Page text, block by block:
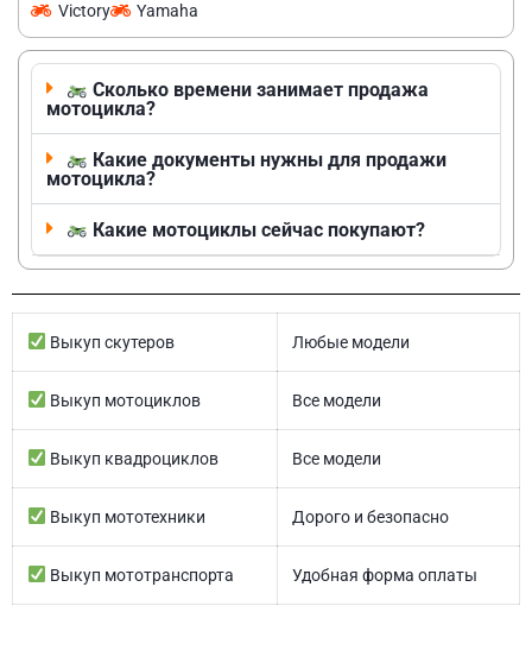
Victory
Yamaha
Сколько времени занимает продажа
мотоцикла?
Какие документы нужны для продажи
мотоцикла?
Какие мотоциклы сейчас покупают?
Выкуп скутеров Любые модели
Выкуп мотоциклов Все модели
Выкуп квадроциклов Все модели
Выкуп мототехники Дорого и безопасно
Выкуп мототранспорта Удобная форма оплаты